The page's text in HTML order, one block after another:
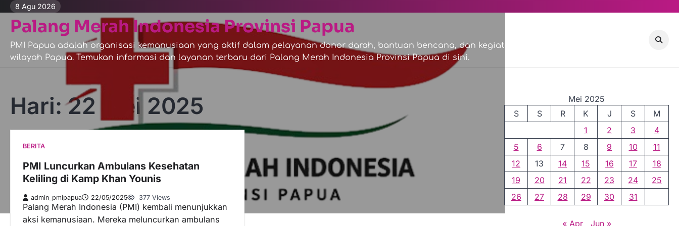
Skip
content
8 Agu 2026
Palang Merah Indonesia Provinsi Papua
PMI Papua adalah organisasi kemanusiaan yang aktif dalam pelayanan donor darah, bantuan bencana, dan kegiatan sosial di
wilayah Papua. Temukan informasi dan layanan terbaru dari Palang Merah Indonesia Provinsi Papua di sini.
Hari:22 Mei 2025
BERITA
PMI Luncurkan Ambulans Kesehatan
Keliling di Kamp Khan Younis
admin_pmipapua 22/05/2025 377 Views
Palang Merah Indonesia (PMI) kembali menunjukkan
aksi kemanusiaan. Mereka meluncurkan ambulans
Mei 2025
S
S R K J S
M
1
2 3
4
5
6 7 8 9 10
11
12
13 14 15 16 17
18
19
20 21 22 23 24
25
26
27 28 29 30 31
« Apr Jun »